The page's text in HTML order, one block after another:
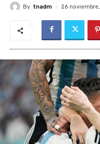
By tnadm 26